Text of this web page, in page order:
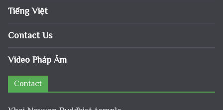
Tiếng Việt
Contact Us
Video Pháp Âm
Contact